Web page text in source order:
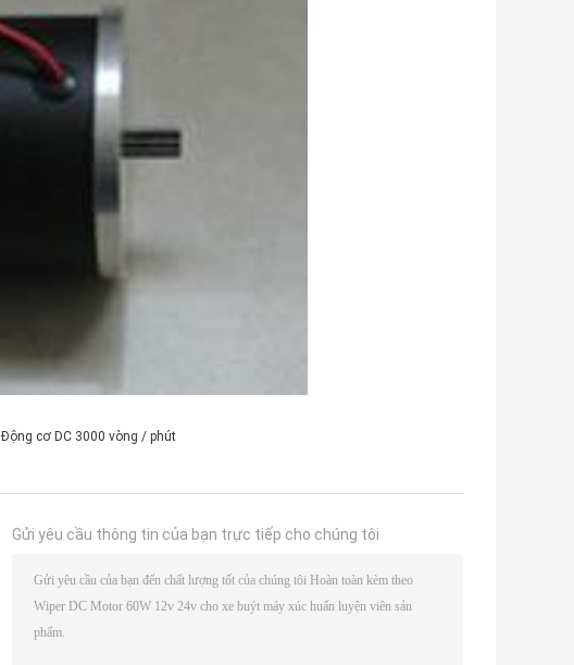
Động cơ DC 3000 vòng / phút
Gửi yêu cầu thông tin của bạn trực tiếp cho chúng tôi